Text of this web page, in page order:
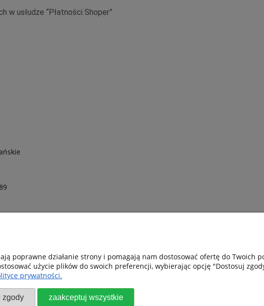
w usłudze “Płatności Shoper”
i dostawa
dostawy
płatności
Moje konto
Twoje zamówienia
Ustawienia konta
Gwarancja i
poprawne działanie strony i pomagają nam dostosować ofertę do Twoich
użycie plików do swoich preferencji, wybierając opcję "Dostosuj
prywatności.
zgody zaakceptuj wszystkie